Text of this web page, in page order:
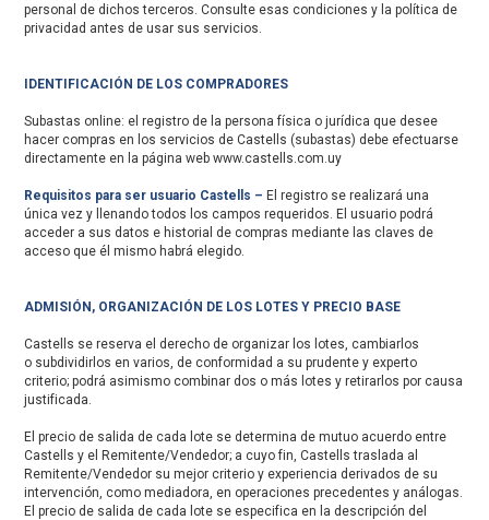
personal de dichos terceros. Consulte esas condiciones y la política de
privacidad antes de usar sus servicios.
IDENTIFICACIÓN DE LOS COMPRADORES
Subastas online: el registro de la persona física o jurídica que desee
hacer compras en los servicios de Castells (subastas) debe efectuarse
directamente en la página web www.castells.com.uy
Requisitos para ser usuario Castells – El registro se realizará una
única vez y llenando todos los campos requeridos. El usuario podrá
acceder a sus datos e historial de compras mediante las claves de
acceso que él mismo habrá elegido.
ADMISIÓN, ORGANIZACIÓN DE LOS LOTES Y PRECIO BASE
Castells se reserva el derecho de organizar los lotes, cambiarlos
o subdividirlos en varios, de conformidad a su prudente y experto
criterio; podrá asimismo combinar dos o más lotes y retirarlos por causa
justificada.
El precio de salida de cada lote se determina de mutuo acuerdo entre
Castells y el Remitente/Vendedor; a cuyo fin, Castells traslada al
Remitente/Vendedor su mejor criterio y experiencia derivados de su
intervención, como mediadora, en operaciones precedentes y análogas.
El precio de salida de cada lote se especifica en la descripción del